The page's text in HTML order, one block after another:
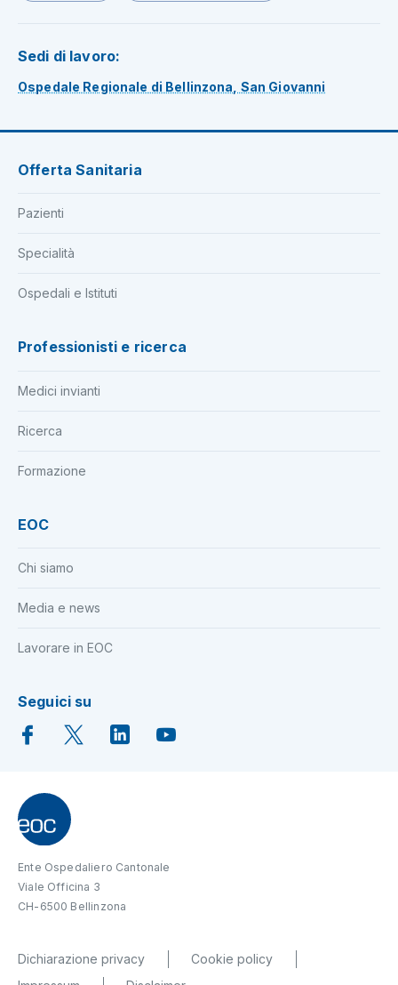
Sedi di lavoro:
Ospedale Regionale di Bellinzona, San Giovanni
Offerta Sanitaria
Pazienti
Specialità
Ospedali e Istituti
Professionisti e ricerca
Medici invianti
Ricerca
Formazione
EOC
Chi siamo
Media e news
Lavorare in EOC
Seguici su
Ente Ospedaliero Cantonale
Viale Officina 3
CH-6500 Bellinzona
Dichiarazione privacy
Cookie policy